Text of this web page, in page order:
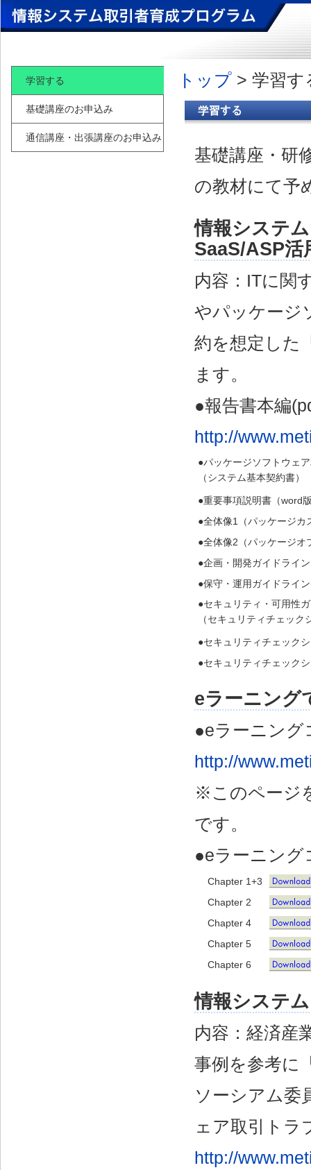
学習する
基礎講座のお申込み
通信講座・出張講座のお申込み
トップ > 学習す
基礎講座・研
の教材にて予
情報システ
SaaS/ASP活
内容：ITに関
やパッケージ
約を想定した
ます。
●報告書本編
http://
●パッケージソフトウェ
（システム基本契約書）
●重要事項説明書（word
●全体像1（パッケージカ
●全体像2（パッケージオ
●企画・開発ガイドライ
●保守・運用ガイドライ
●セキュリティ・可用性
（セキュリティチェッ
●セキュリティチェック
●セキュリティチェック
eラーニング
●eラーニング
http://
※このページ
です。
●eラーニング
Chapter 1+3
Chapter 2
Chapter 4
Chapter 5
Chapter 6
情報システ
内容：経済産
事例を参考に
ソーシアム委
ェア取引トラ
http://